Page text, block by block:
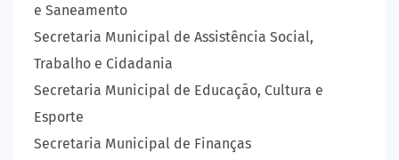
e Saneamento
Secretaria Municipal de Assistência Social,
Trabalho e Cidadania
Secretaria Municipal de Educação, Cultura e
Esporte
Secretaria Municipal de Finanças